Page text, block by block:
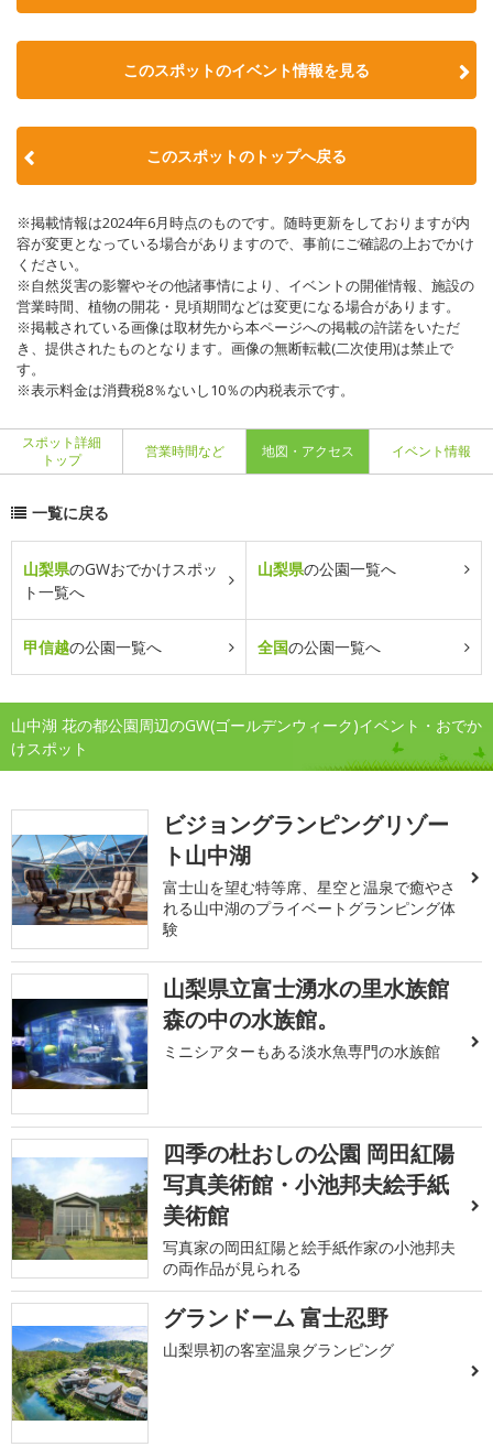
このスポットのイベント情報を見る
このスポットのトップへ戻る
※掲載情報は2024年6月時点のものです。随時更新をしておりますが内
容が変更となっている場合がありますので、事前にご確認の上おでかけ
ください。
※自然災害の影響やその他諸事情により、イベントの開催情報、施設の
営業時間、植物の開花・見頃期間などは変更になる場合があります。
※掲載されている画像は取材先から本ページへの掲載の許諾をいただ
き、提供されたものとなります。画像の無断転載(二次使用)は禁止で
す。
※表示料金は消費税8％ないし10％の内税表示です。
スポット詳細
トップ
営業時間など 地図・アクセス イベント情報
一覧に戻る
山梨県のGWおでかけスポッ
ト一覧へ
山梨県の公園一覧へ
甲信越の公園一覧へ 全国の公園一覧へ
山中湖 花の都公園周辺のGW(ゴールデンウィーク)イベント・おでか
けスポット
ビジョングランピングリゾー
ト山中湖
富士山を望む特等席、星空と温泉で癒やさ
れる山中湖のプライベートグランピング体
験
山梨県立富士湧水の里水族館
森の中の水族館。
ミニシアターもある淡水魚専門の水族館
四季の杜おしの公園 岡田紅陽
写真美術館・小池邦夫絵手紙
美術館
写真家の岡田紅陽と絵手紙作家の小池邦夫
の両作品が見られる
グランドーム 富士忍野
山梨県初の客室温泉グランピング